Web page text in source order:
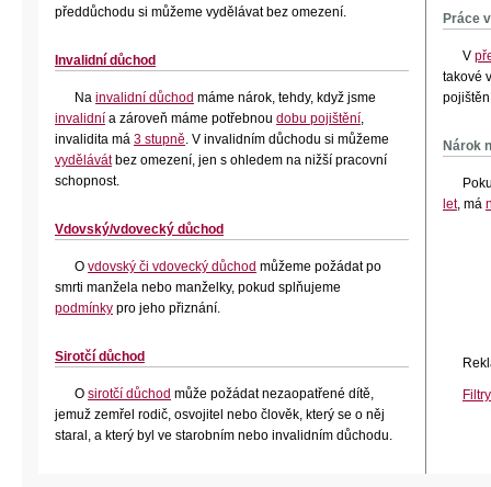
předdůchodu si můžeme vydělávat bez omezení.
Invalidní důchod
Na invalidní důchod máme nárok, tehdy, když jsme
invalidní a zároveň máme potřebnou dobu pojištění,
invalidita má 3 stupně. V invalidním důchodu si můžeme
vydělávátbez omezení, jen s ohledem na nižší pracovní
schopnost.
Vdovský/vdovecký důchod
O vdovský či vdovecký důchod můžeme požádatpo
smrti manžela nebo manželky, pokud splňujeme
podmínky pro jeho přiznání.
Sirotčí důchod
O sirotčí důchod může požádat nezaopatřené dítě,
jemuž zemřel rodič, osvojitel nebo člověk, který se o něj
staral, a který byl ve starobním nebo invalidním důchodu.
Práce
V
takové
Nárok
let, má